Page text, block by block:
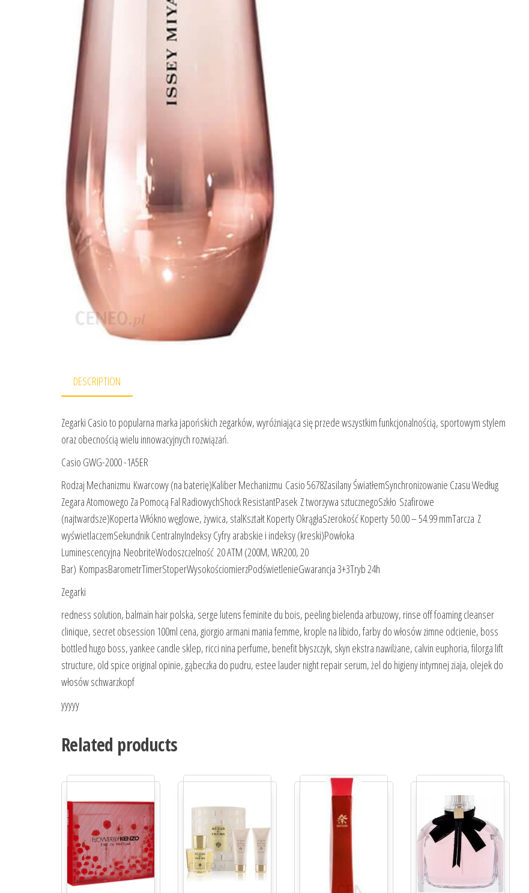
DESCRIPTION
Zegarki Casio to popularna marka japońskich zegarków, wyróżniająca się przede wszystkim funkcjonalnością, sportowym stylem
oraz obecnością wielu innowacyjnych rozwiązań.
Casio GWG-2000 -1A5ER
Rodzaj Mechanizmu Kwarcowy (na baterię)Kaliber Mechanizmu Casio 5678Zasilany ŚwiatłemSynchronizowanie Czasu Według
Zegara Atomowego Za Pomocą Fal RadiowychShock ResistantPasek Z tworzywa sztucznegoSzkło Szafirowe
(najtwardsze)Koperta Włókno węglowe, żywica, stalKształt Koperty OkrągłaSzerokość Koperty 50.00 – 54.99 mmTarcza Z
wyświetlaczemSekundnik CentralnyIndeksy Cyfry arabskie i indeksy (kreski)Powłoka
Luminescencyjna NeobriteWodoszczelność 20 ATM (200M, WR200, 20
Bar) KompasBarometrTimerStoperWysokościomierzPodświetlenieGwarancja 3+3Tryb 24h
Zegarki
redness solution, balmain hair polska, serge lutens feminite du bois, peeling bielenda arbuzowy, rinse off foaming cleanser
clinique, secret obsession 100ml cena, giorgio armani mania femme, krople na libido, farby do włosów zimne odcienie, boss
bottled hugo boss, yankee candle sklep, ricci nina perfume, benefit błyszczyk, skyn ekstra nawilżane, calvin euphoria, filorga lift
structure, old spice original opinie, gąbeczka do pudru, estee lauder night repair serum, żel do higieny intymnej ziaja, olejek do
włosów schwarzkopf
yyyyy
Related products